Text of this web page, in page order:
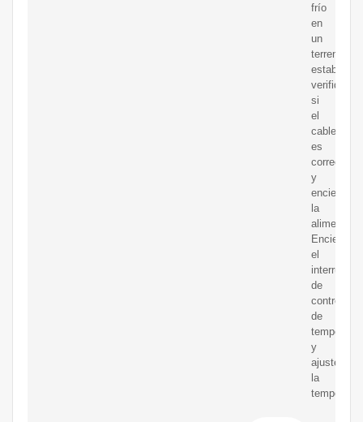
frío
en
un
terreno
estable,
verifique
si
el
cableado
es
correcto
y
encienda
la
Encienda
el
interruptor
de
control
de
y
ajuste
la